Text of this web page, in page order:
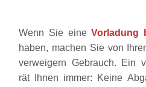
Wenn Sie eineVorladung
haben, machen Sie von
verweigern Gebrauch. Ein
rät Ihnen immer: Keine